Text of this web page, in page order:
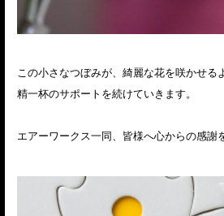
この小さなつぼみが、綺麗な花を咲かせる
精一杯のサポートを続けていきます。
エアーワークス一同、皆様へ心からの感謝